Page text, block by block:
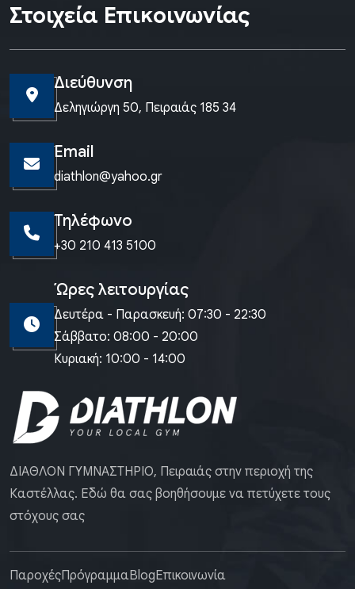
Στοιχεία Επικοινωνίας
Διεύθυνση
Δεληγιώργη 50, Πειραιάς 185 34
Email
diathlon@yahoo.gr
Τηλέφωνο
+30 210 413 5100
Ώρες λειτουργίας
Δευτέρα - Παρασκευή: 07:30 - 22:30
Σάββατο: 08:00 - 20:00
Κυριακή: 10:00 - 14:00
ΔΙΑΘΛΟΝ ΓΥΜΝΑΣΤΗΡΙΟ, Πειραιάς στην περιοχή της
Καστέλλας. Εδώ θα σας βοηθήσουμε να πετύχετε τους
στόχους σας
ΠαροχέςΠρόγραμμαBlogΕπικοινωνία